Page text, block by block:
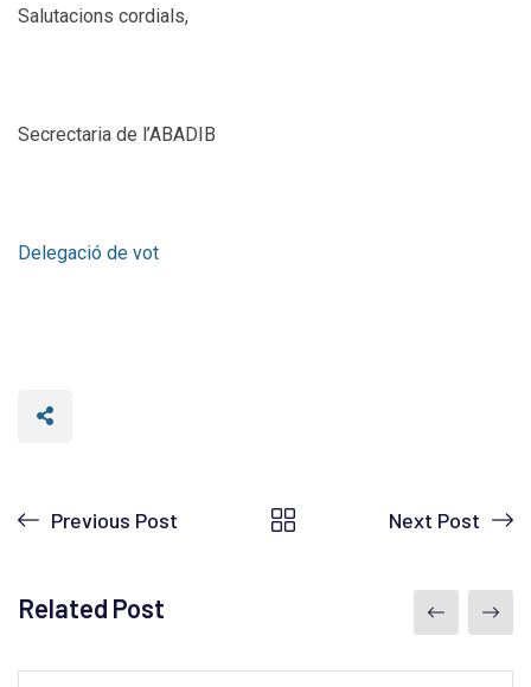
Salutacions cordials,
Secrectaria de l’ABADIB
Delegació de vot
Previous Post Next Post
Related Post